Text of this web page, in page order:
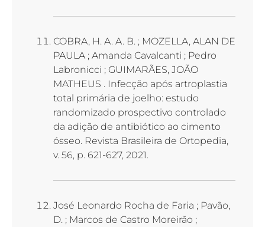
COBRA, H. A. A. B. ; MOZELLA, ALAN DE
PAULA ; Amanda Cavalcanti ; Pedro
Labronicci ; GUIMARÃES, JOÃO
MATHEUS . Infecção após artroplastia
total primária de joelho: estudo
randomizado prospectivo controlado
da adição de antibiótico ao cimento
ósseo. Revista Brasileira de Ortopedia,
v. 56, p. 621-627, 2021.
José Leonardo Rocha de Faria ; Pavão,
D. ; Marcos de Castro Moreirão ;